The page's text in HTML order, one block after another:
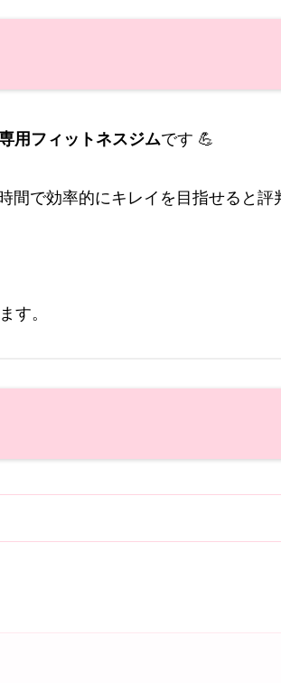
用フィットネスジムです 💪
で効率的にキレイを目指せると評
す。